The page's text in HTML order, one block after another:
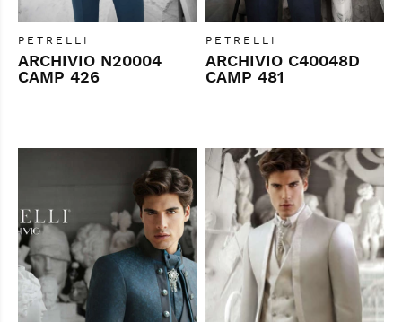
PETRELLI
ARCHIVIO N20004
CAMP 426
PETRELLI
ARCHIVIO C40048D
CAMP 481